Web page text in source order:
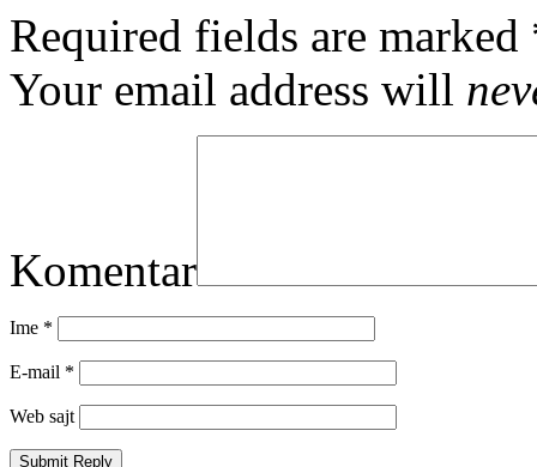
Required fields are marked
Your email address will
Komentar
Ime *
E-mail *
Web sajt